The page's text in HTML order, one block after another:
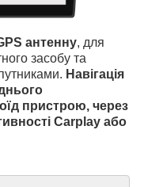
антенну, для
засобу та
Навігація
пристрою, через
Carplay або